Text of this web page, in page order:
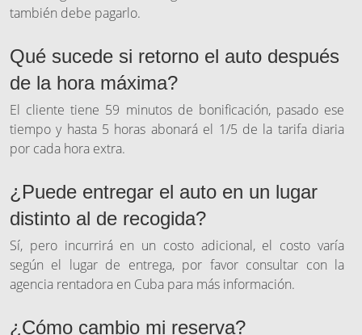
también debe pagarlo.
Qué sucede si retorno el auto después
de la hora máxima?
El cliente tiene 59 minutos de bonificación, pasado ese
tiempo y hasta 5 horas abonará el 1/5 de la tarifa diaria
por cada hora extra.
¿Puede entregar el auto en un lugar
distinto al de recogida?
Sí, pero incurrirá en un costo adicional, el costo varía
según el lugar de entrega, por favor consultar con la
agencia rentadora en Cuba para más información.
¿Cómo cambio mi reserva?